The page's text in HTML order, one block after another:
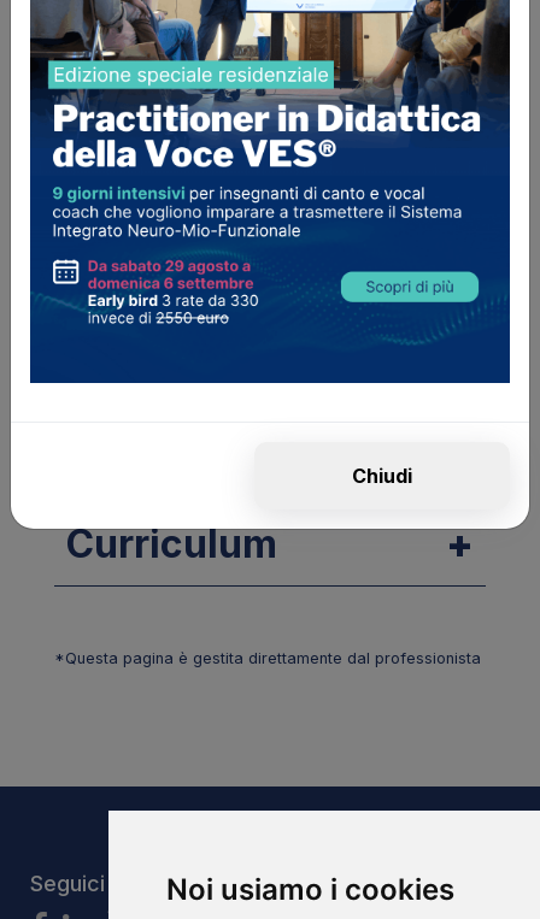
Noi usiamo i cookies
Italia
Cantante e insegnante di Canto Jazz e Pop,
diplomata in Canto Jazz al Conservatorio
D'Annunzio di Pescara e specializzata in Canto
Jazz al Saint Louis College of Music.
Fondatrice di VoiceLab Pescara.
Manager e arrangiatrice della Divisione Italiana
del trio vocale Satin Dollz.
Specialità
Curriculum
*Questa pagina è gestita direttamente dal professionista
Seguici
Chiudi